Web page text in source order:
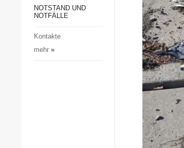
Gesellschaft und Kultur
Notstand und Notfälle
NOTSTAND UND
NOTFÄLLE
Kontakte
mehr»